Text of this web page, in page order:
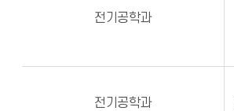
전기공학과
전기공학과